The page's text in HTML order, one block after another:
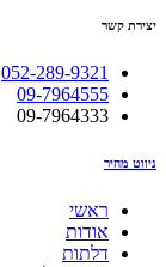
יצירת קשר
052-289-9321
09-7964555
09-7964333
ניווט מהיר
ראשי
אודות
דלתות